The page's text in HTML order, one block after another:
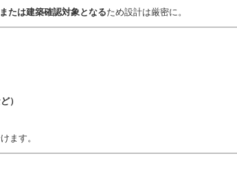
たは建築確認対象となるため設計は厳密に。
）
ます。